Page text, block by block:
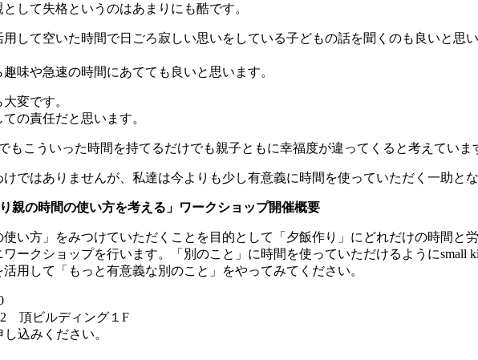
して失格というのはあまりにも酷です。
して空いた時間で日ごろ寂しい思いをしている子どもの話を聞くのも良いと思
味や急速の時間にあてても良いと思います。
変です。
の責任だと思います。
もこういった時間を持てるだけでも親子ともに幸福度が違ってくると考えていま
ではありませんが、私達は今よりも少し有意義に時間を使っていただく一助と
親の時間の使い方を考える」ワークショップ開催概要
使い方」をみつけていただくことを目的として「夕飯作り」にどれだけの時間
ークショップを行います。「別のこと」に時間を使っていただけるようにsmall
用して「もっと有意義な別のこと」をやってみてください。
2 頂ビルディング１F
込みください。